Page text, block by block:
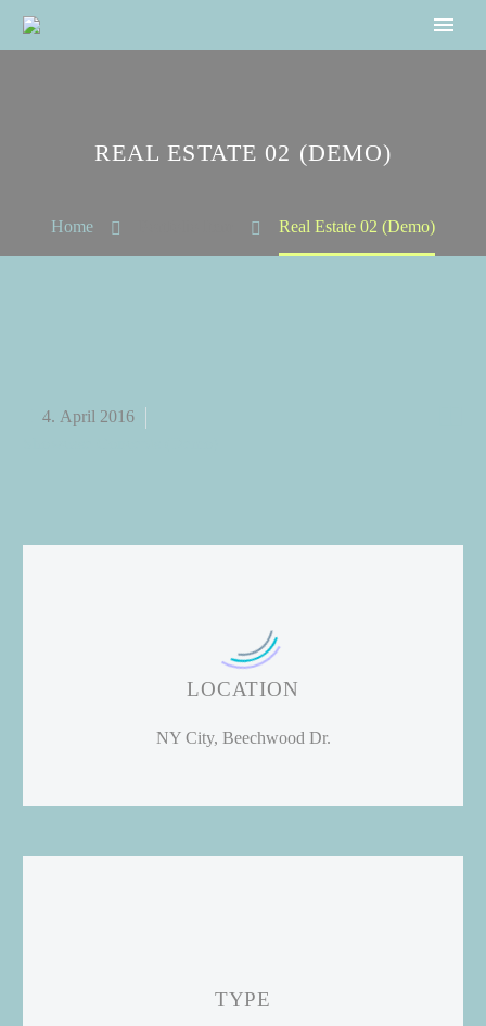
REAL ESTATE 02 (DEMO)
Home Real Estate 02 (Demo)
4. April 2016
LOCATION
NY City, Beechwood Dr.
TYPE